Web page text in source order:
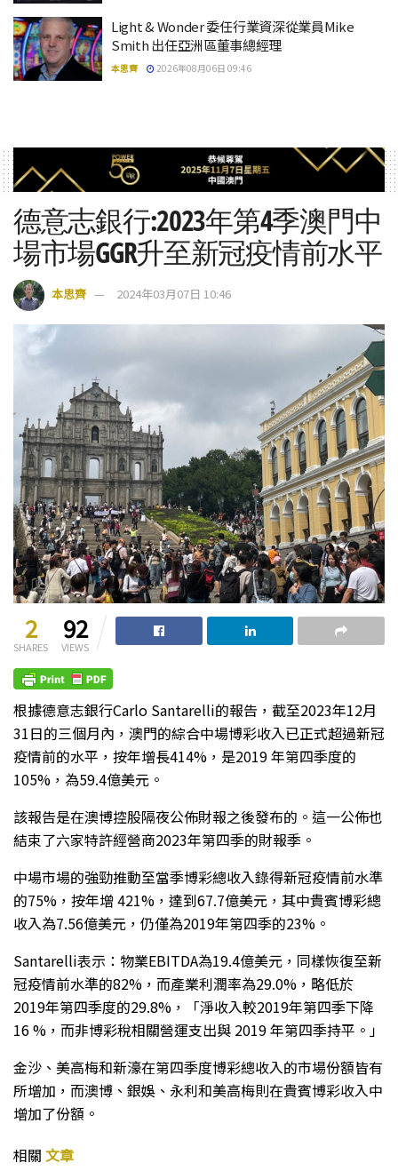
Light & Wonder 委任行業資深從業員Mike
Smith 出任亞洲區董事總經理
本思齊 2026年08月06日 09:46
德意志銀行:2023年第4季澳門中
場市場GGR升至新冠疫情前水平
本思齊 2024年03月07日 10:46
2
SHARES
92
VIEWS
根據德意志銀行Carlo Santarelli的報告，截至2023年12月
31日的三個月內，澳門的綜合中場博彩收入已正式超過新冠
疫情前的水平，按年增長414%，是2019 年第四季度的
105%，為59.4億美元。
該報告是在澳博控股隔夜公佈財報之後發布的。這一公佈也
結束了六家特許經營商2023年第四季的財報季。
中場市場的強勁推動至當季博彩總收入錄得新冠疫情前水準
的75%，按年增 421%，達到67.7億美元，其中貴賓博彩總
收入為7.56億美元，仍僅為2019年第四季的23%。
Santarelli表示：物業EBITDA為19.4億美元，同樣恢復至新
冠疫情前水準的82%，而產業利潤率為29.0%，略低於
2019年第四季度的29.8%，「淨收入較2019年第四季下降
16 %，而非博彩稅相關營運支出與 2019 年第四季持平。」
金沙、美高梅和新濠在第四季度博彩總收入的市場份額皆有
所增加，而澳博、銀娛、永利和美高梅則在貴賓博彩收入中
增加了份額。
相關 文章